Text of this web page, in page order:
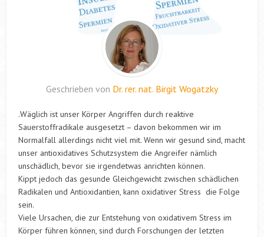
Geschrieben von Dr. rer. nat. Birgit Wogatzky
.Wäglich ist unser Körper Angriffen durch reaktive
Sauerstoffradikale ausgesetzt – davon bekommen wir im
Normalfall allerdings nicht viel mit. Wenn wir gesund sind, macht
unser antioxidatives Schutzsystem die Angreifer nämlich
unschädlich, bevor sie irgendetwas anrichten können.
Kippt jedoch das gesunde Gleichgewicht zwischen schädlichen
Radikalen und Antioxidantien, kann oxidativer Stress die Folge
sein.
Viele Ursachen, die zur Entstehung von oxidativem Stress im
Körper führen können, sind durch Forschungen der letzten